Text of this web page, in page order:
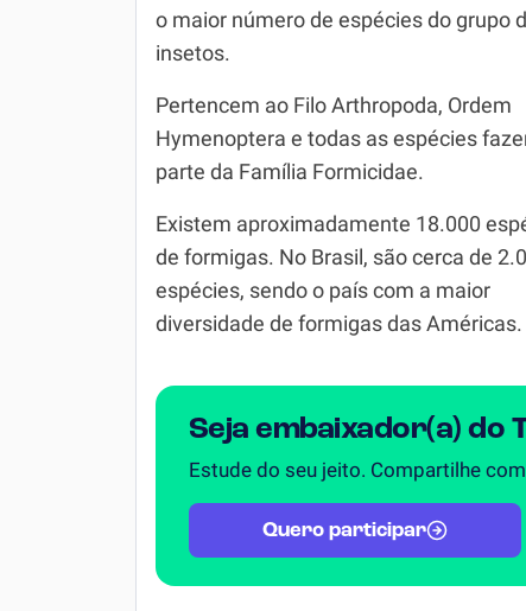
Simulados ENEM
Inglês
Química
Todos os Exercícios
o maior número de espécies do grupo
insetos.
Pertencem ao Filo Arthropoda, Ordem
Hymenoptera e todas as espécies
parte da Família Formicidae.
Existem aproximadamente 18.000
de formigas. No Brasil, são cerca de
espécies, sendo o país com a maior
diversidade de formigas das Américas.
Seja embaixador(a) do
Estude do seu jeito. Compartilhe
Quero participar